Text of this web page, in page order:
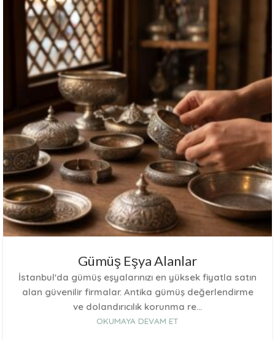
Gümüş Eşya Alanlar
İstanbul'da gümüş eşyalarınızı en yüksek fiyatla satın
alan güvenilir firmalar. Antika gümüş değerlendirme
ve dolandırıcılık korunma re...
OKUMAYA DEVAM ET